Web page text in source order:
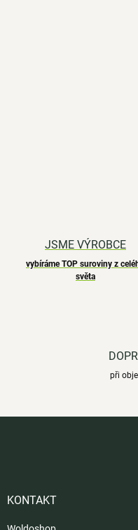
JSME VÝROBCE
vybíráme TOP suroviny z
světa
při
KONTAKT